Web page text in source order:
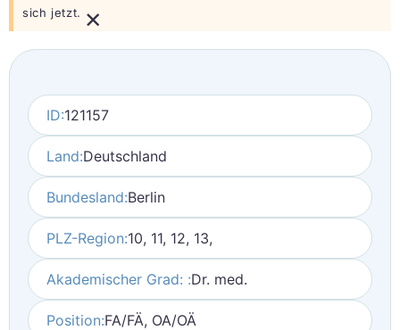
sich jetzt. ×
ID:121157
Land:Deutschland
Bundesland:Berlin
PLZ-Region:10, 11, 12, 13,
Akademischer Grad: :Dr. med.
Position:FA/FÄ, OA/OÄ